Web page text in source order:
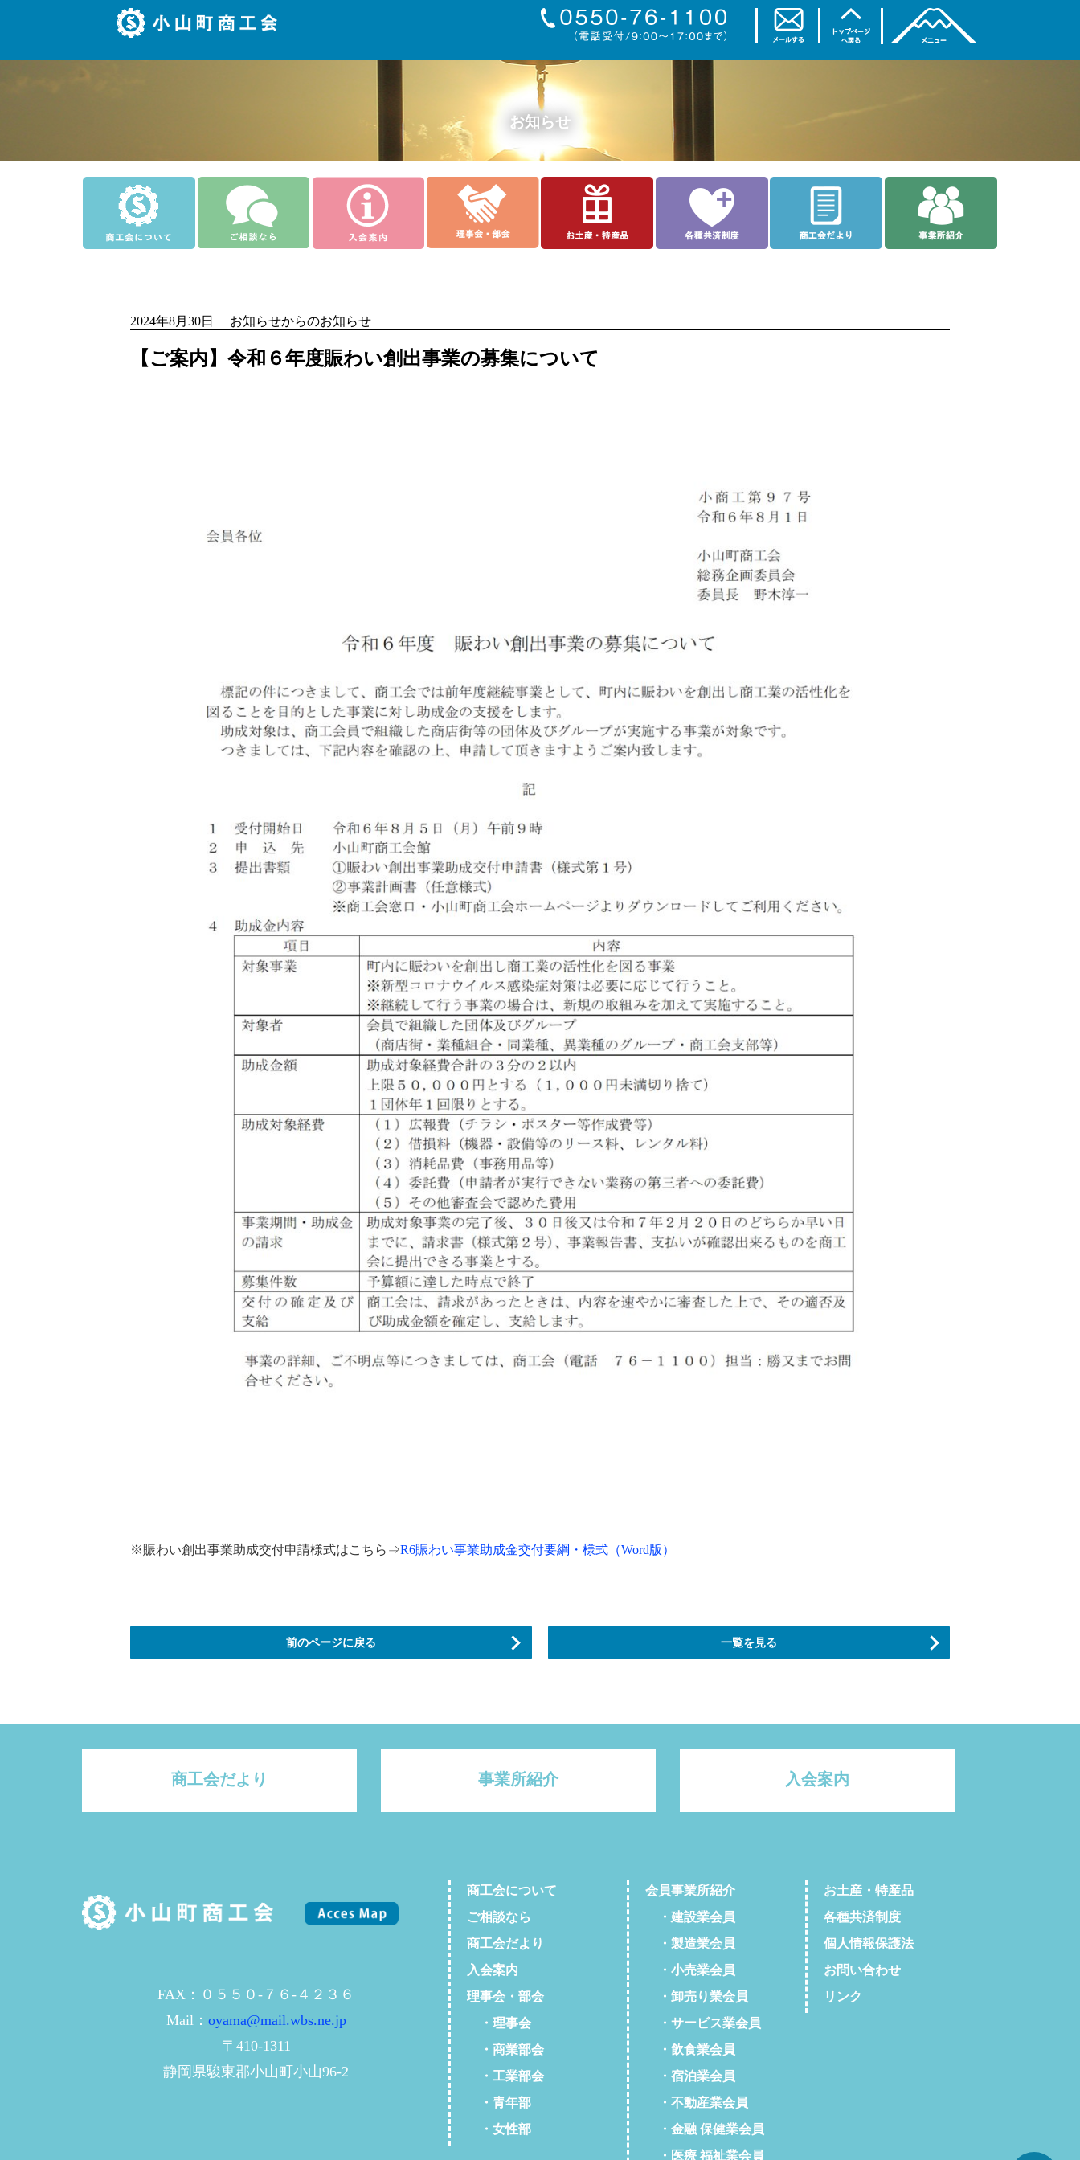
お知らせ
2024年8月30日 お知らせからのお知らせ
【ご案内】令和６年度賑わい創出事業の募集について
※賑わい創出事業助成交付申請様式はこちら⇒R6賑わい事業助成金交付要綱・様式（Word版）
前のページに戻る 一覧を見る
商工会だより 事業所紹介 入会案内
FAX：０５５０-７６-４２３６
Mail： oyama@mail.wbs.ne.jp
〒410-1311
静岡県駿東郡小山町小山96-2
商工会について
ご相談なら
商工会だより
入会案内
理事会・部会
・理事会
・商業部会
・工業部会
・青年部
・女性部
会員事業所紹介
・建設業会員
・製造業会員
・小売業会員
・卸売り業会員
・サービス業会員
・飲食業会員
・宿泊業会員
・不動産業会員
・金融 保健業会員
・医療 福祉業会員
お土産・特産品
各種共済制度
個人情報保護法
お問い合わせ
リンク